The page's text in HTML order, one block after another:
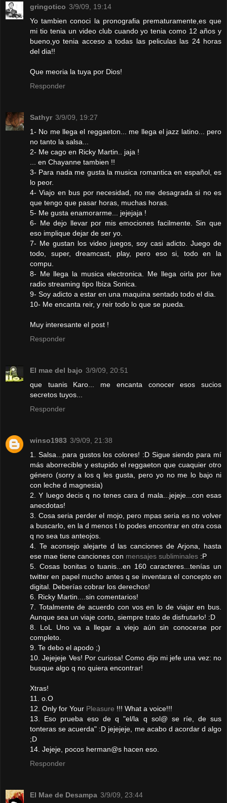
gringotico 3/9/09, 19:14
Yo tambien conoci la pronografia prematuramente,es que
mi tio tenia un video club cuando yo tenia como 12 años y
bueno,yo tenia acceso a todas las peliculas las 24 horas
del dia!!
Que meoria la tuya por Dios!
Responder
Sathyr 3/9/09, 19:27
1- No me llega el reggaeton... me llega el jazz latino... pero
no tanto la salsa...
2- Me cago en Ricky Martin.. jaja !
... en Chayanne tambien !!
3- Para nada me gusta la musica romantica en español, es
lo peor.
4- Viajo en bus por necesidad, no me desagrada si no es
que tengo que pasar horas, muchas horas.
5- Me gusta enamorarme... jejejaja !
6- Me dejo llevar por mis emociones facilmente. Sin que
eso implique dejar de ser yo.
7- Me gustan los video juegos, soy casi adicto. Juego de
todo, super, dreamcast, play, pero eso si, todo en la
compu.
8- Me llega la musica electronica. Me llega oirla por live
radio streaming tipo Ibiza Sonica.
9- Soy adicto a estar en una maquina sentado todo el dia.
10- Me encanta reir, y reir todo lo que se pueda.
Muy interesante el post !
Responder
El mae del bajo 3/9/09, 20:51
que tuanis Karo... me encanta conocer esos sucios
secretos tuyos...
Responder
winso1983 3/9/09, 21:38
1. Salsa...para gustos los colores! :D Sigue siendo para mí
más aborrecible y estupido el reggaeton que cuaquier otro
género (sorry a los q les gusta, pero yo no me lo bajo ni
con leche d magnesia)
2. Y luego decis q no tenes cara d mala...jejeje...con esas
anecdotas!
3. Cosa seria perder el mojo, pero mpas seria es no volver
a buscarlo, en la d menos t lo podes encontrar en otra cosa
q no sea tus anteojos.
4. Te aconsejo alejarte d las canciones de Arjona, hasta
ese mae tiene canciones con mensajes subliminales :P
5. Cosas bonitas o tuanis...en 160 caracteres...tenías un
twitter en papel mucho antes q se inventara el concepto en
digital. Deberías cobrar los derechos!
6. Ricky Martin....sin comentarios!
7. Totalmente de acuerdo con vos en lo de viajar en bus.
Aunque sea un viaje corto, siempre trato de disfrutarlo! :D
8. LoL Uno va a llegar a viejo aún sin conocerse por
completo.
9. Te debo el apodo ;)
10. Jejejeje Ves! Por curiosa! Como dijo mi jefe una vez: no
busque algo q no quiera encontrar!
Xtras!
11. o.O
12. Only for Your Pleasure !!! What a voice!!!
13. Eso prueba eso de q "el/la q sol@ se ríe, de sus
tonteras se acuerda" :D jejejeje, me acabo d acordar d algo
;D
14. Jejeje, pocos herman@s hacen eso.
Responder
El Mae de Desampa 3/9/09, 23:44